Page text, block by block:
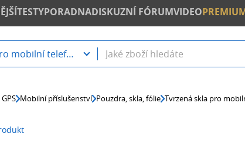
TESTYPORADNADISKUZNÍ FÓRUMVIDEO
Tvrzená skla pro mobilní telefony
Mobilní příslušenství Pouzdra, skla, fólie Tvrzená skla pro